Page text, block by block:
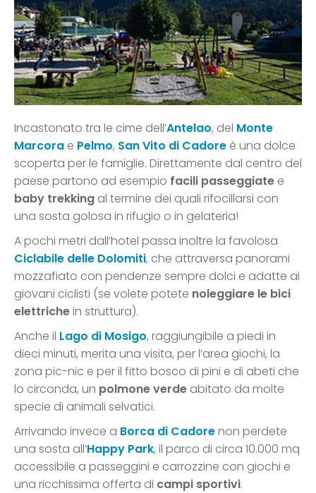
Incastonato tra le cime dell’Antelao, del Monte
Marcora e Pelmo, San Vito di Cadore è una dolce
scoperta per le famiglie. Direttamente dal centro del
paese partono ad esempio facili passeggiate e
baby trekking al termine dei quali rifocillarsi con
una sosta golosa in rifugio o in gelateria!
A pochi metri dall’hotel passa inoltre la favolosa
Ciclabile delle Dolomiti, che attraversa panorami
mozzafiato con pendenze sempre dolci e adatte ai
giovani ciclisti (se volete potete noleggiare le bici
elettrichein struttura).
Anche il Lago di Mosigo, raggiungibile a piedi in
dieci minuti, merita una visita, per l’area giochi, la
zona pic-nic e per il fitto bosco di pini e di abeti che
lo circonda, un polmone verde abitato da molte
specie di animali selvatici.
Arrivando invece a Borca di Cadorenon perdete
una sosta all’Happy Park, il parco di circa 10.000 mq
accessibile a passeggini e carrozzine con giochi e
una ricchissima offerta di campi sportivi.